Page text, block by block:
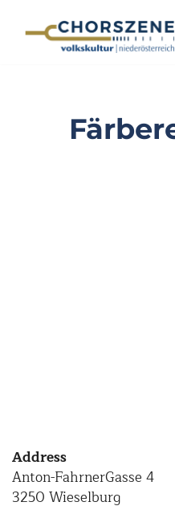
Address
Anton-FahrnerGasse 4
3250 Wieselburg